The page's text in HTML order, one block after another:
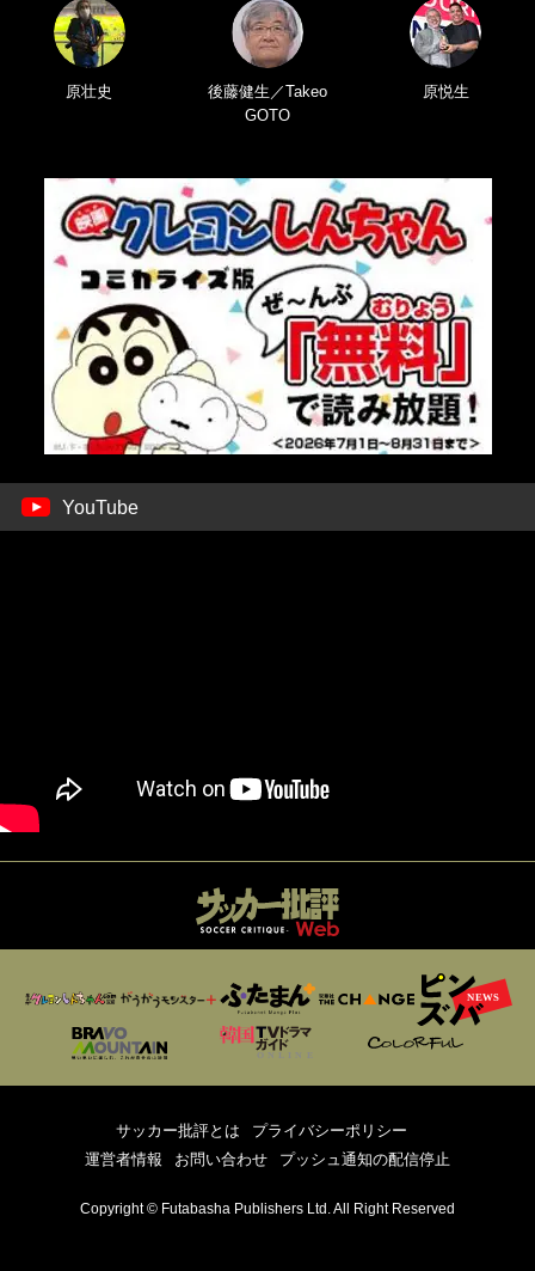
原壮史
後藤健生／Takeo
GOTO
原悦生
YouTube
サッカー批評とは
プライバシーポリシー
運営者情報
お問い合わせ プッシュ通知の配信停止
Copyright © Futabasha Publishers Ltd. All Right Reserved